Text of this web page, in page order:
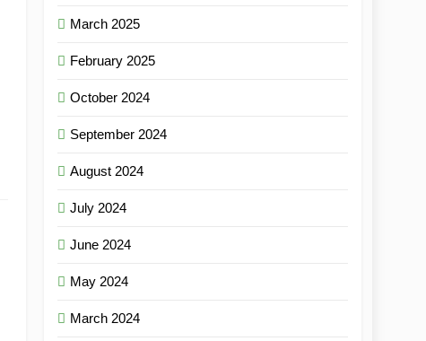
March 2025
February 2025
October 2024
September 2024
August 2024
July 2024
June 2024
May 2024
March 2024